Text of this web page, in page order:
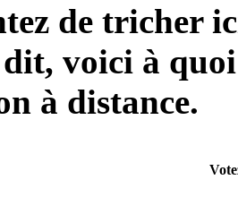
de tricher
voici à
à distance.